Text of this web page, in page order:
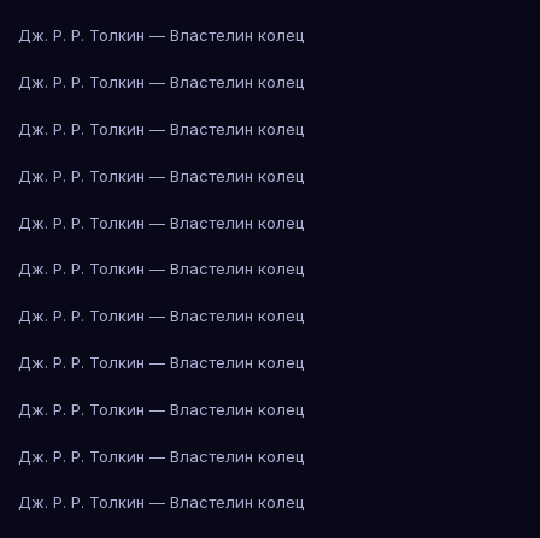
Дж. Р. Р. Толкин — Властелин колец
Дж. Р. Р. Толкин — Властелин колец
Дж. Р. Р. Толкин — Властелин колец
Дж. Р. Р. Толкин — Властелин колец
Дж. Р. Р. Толкин — Властелин колец
Дж. Р. Р. Толкин — Властелин колец
Дж. Р. Р. Толкин — Властелин колец
Дж. Р. Р. Толкин — Властелин колец
Дж. Р. Р. Толкин — Властелин колец
Дж. Р. Р. Толкин — Властелин колец
Дж. Р. Р. Толкин — Властелин колец